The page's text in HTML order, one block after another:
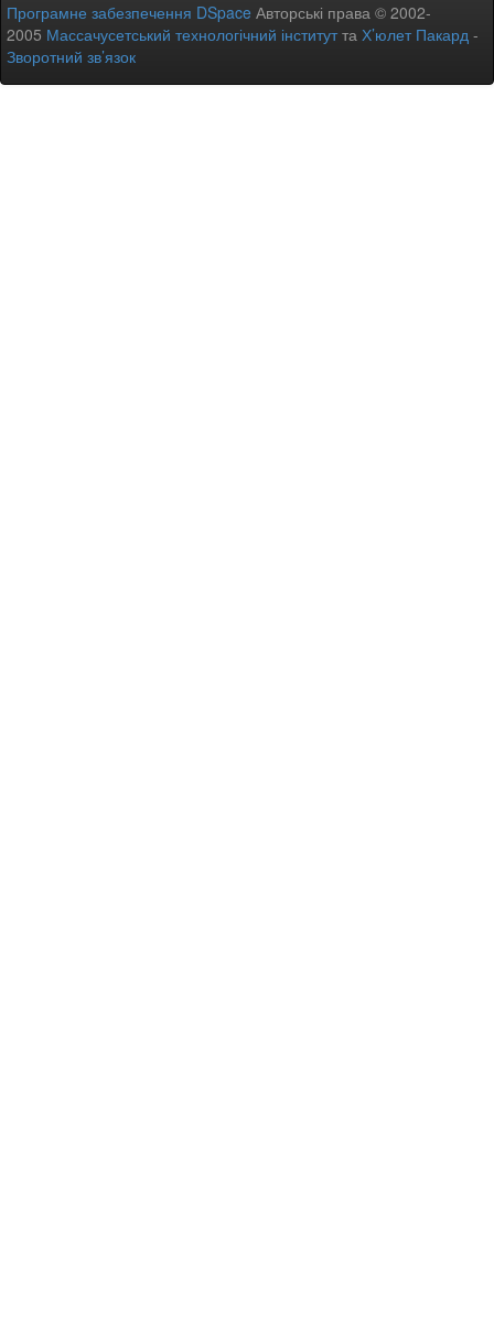
Програмне забезпечення DSpace Авторські права © 2002-
2005 Массачусетський технологічний інститутта Х’юлет Пакард -
Зворотний зв’язок